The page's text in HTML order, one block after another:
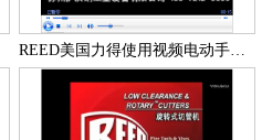
REED美国力得使用视频电动手提套丝机使用视频